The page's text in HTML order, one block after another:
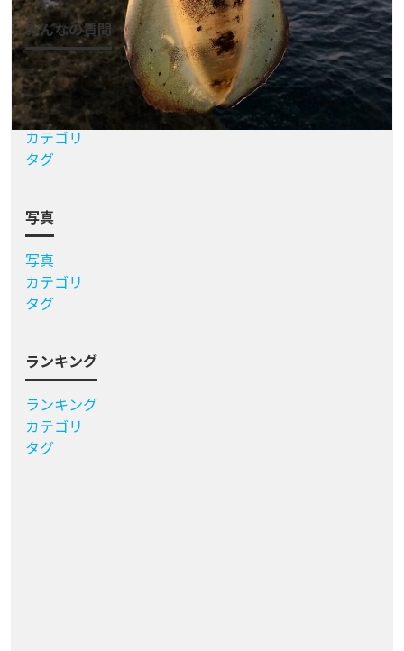
みんなの質問
質問一覧
質問をする
アクティビティ
カテゴリ
タグ
写真
写真
カテゴリ
タグ
ランキング
ランキング
カテゴリ
タグ